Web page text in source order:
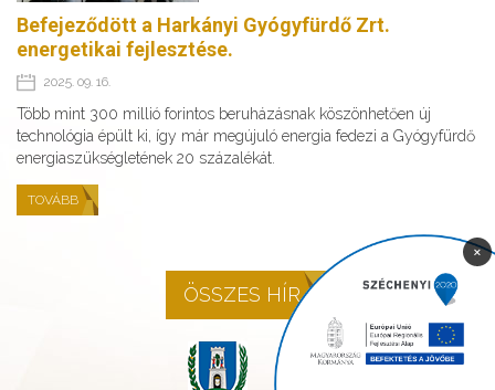
Befejeződött a Harkányi Gyógyfürdő Zrt.
energetikai fejlesztése.
2025. 09. 16.
Több mint 300 millió forintos beruházásnak köszönhetően új
technológia épült ki, így már megújuló energia fedezi a Gyógyfürdő
energiaszükségletének 20 százalékát.
TOVÁBB
ÖSSZES HÍR
×